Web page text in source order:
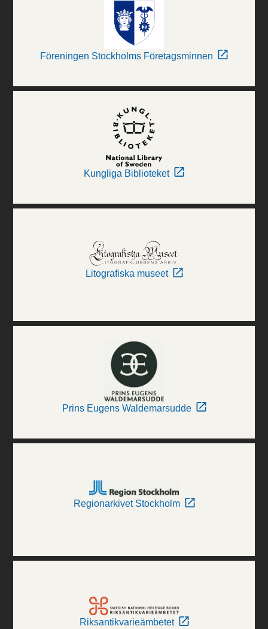
Föreningen Stockholms Företagsminnen
Kungliga Biblioteket
Litografiska museet
Prins Eugens Waldemarsudde
Regionarkivet Stockholm
Riksantikvarieämbetet